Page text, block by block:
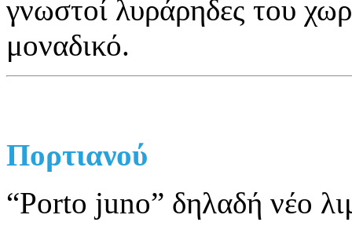
γνωστοί λυράρηδες του
μοναδικό.
Πορτιανού
“Porto juno” δηλαδή νέο